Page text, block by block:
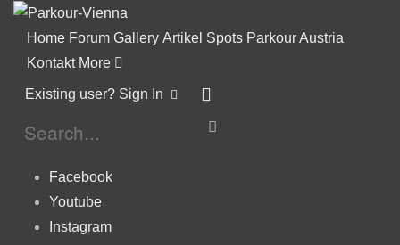
Home Forum Gallery Artikel Spots Parkour Austria
Kontakt More
Existing user? Sign In
Facebook
Youtube
Instagram